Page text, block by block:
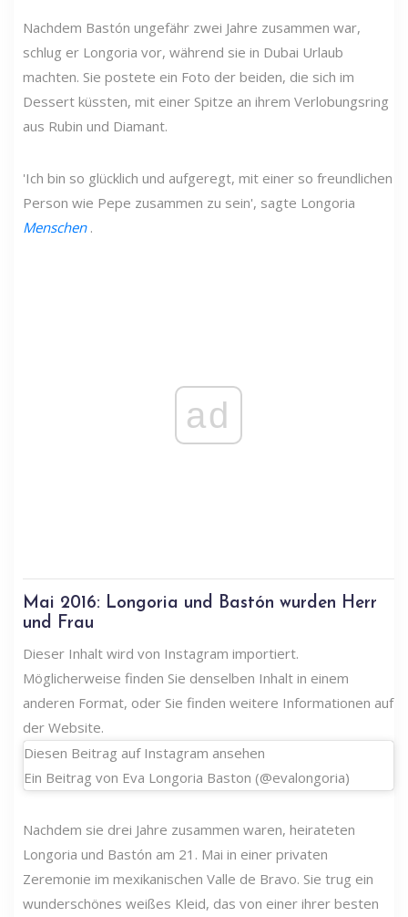
Nachdem Bastón ungefähr zwei Jahre zusammen war,
schlug er Longoria vor, während sie in Dubai Urlaub
machten. Sie postete ein Foto der beiden, die sich im
Dessert küssten, mit einer Spitze an ihrem Verlobungsring
aus Rubin und Diamant.
'Ich bin so glücklich und aufgeregt, mit einer so freundlichen
Person wie Pepe zusammen zu sein', sagte Longoria
Menschen .
ad
Mai 2016: Longoria und Bastón wurden Herr
und Frau
Dieser Inhalt wird von Instagram importiert.
Möglicherweise finden Sie denselben Inhalt in einem
anderen Format, oder Sie finden weitere Informationen auf
der Website.
Diesen Beitrag auf Instagram ansehen
Ein Beitrag von Eva Longoria Baston (@evalongoria)
Nachdem sie drei Jahre zusammen waren, heirateten
Longoria und Bastón am 21. Mai in einer privaten
Zeremonie im mexikanischen Valle de Bravo. Sie trug ein
wunderschönes weißes Kleid, das von einer ihrer besten